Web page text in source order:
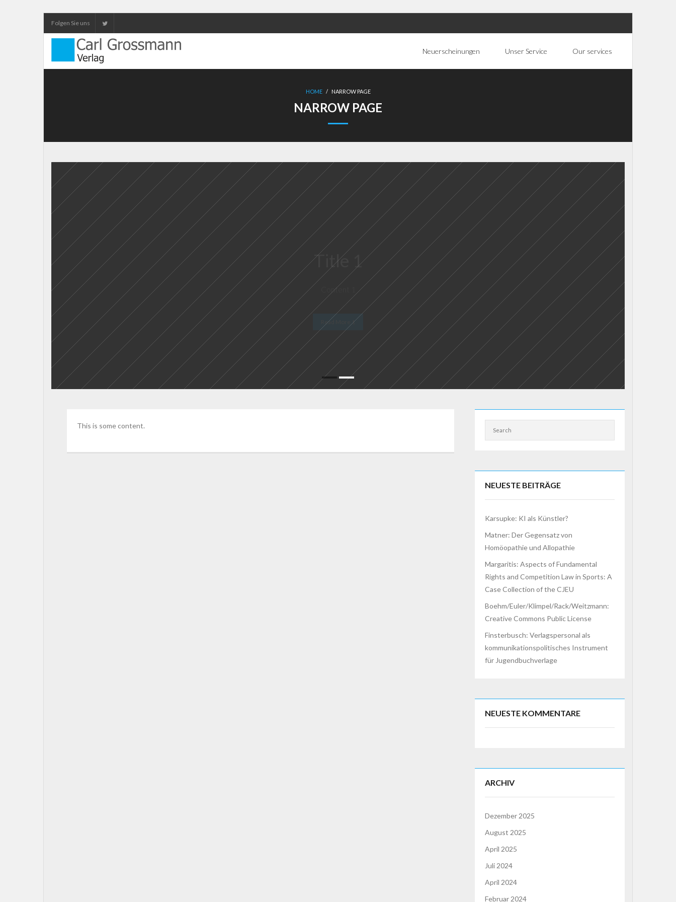
Folgen Sie uns
Neuerscheinungen Unser Service Our services
HOME / NARROW PAGE
NARROW PAGE
This is some content.
NEUESTE BEITRÄGE
Karsupke: KI als Künstler?
Matner: Der Gegensatz von
Homöopathie und Allopathie
Margaritis: Aspects of Fundamental
Rights and Competition Law in Sports: A
Case Collection of the CJEU
Boehm/Euler/Klimpel/Rack/Weitzmann:
Creative Commons Public License
Finsterbusch: Verlagspersonal als
kommunikationspolitisches Instrument
für Jugendbuchverlage
NEUESTE KOMMENTARE
ARCHIV
Dezember 2025
August 2025
April 2025
Juli 2024
April 2024
Februar 2024